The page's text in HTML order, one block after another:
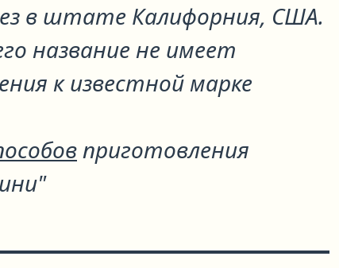
в штате Калифорния, США.
название не имеет
к известной марке
приготовления